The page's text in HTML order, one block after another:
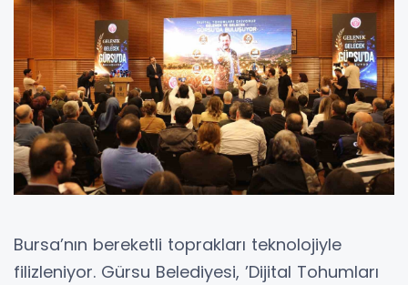
Bursa’nın bereketli toprakları teknolojiyle
filizleniyor. Gürsu Belediyesi, ’Dijital Tohumları